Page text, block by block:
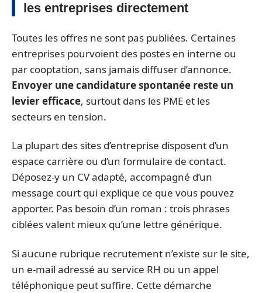
les entreprises directement
Toutes les offres ne sont pas publiées. Certaines
entreprises pourvoient des postes en interne ou
par cooptation, sans jamais diffuser d’annonce.
Envoyer une candidature spontanée reste un
levier efficace, surtout dans les PME et les
secteurs en tension.
La plupart des sites d’entreprise disposent d’un
espace carrière ou d’un formulaire de contact.
Déposez-y un CV adapté, accompagné d’un
message court qui explique ce que vous pouvez
apporter. Pas besoin d’un roman : trois phrases
ciblées valent mieux qu’une lettre générique.
Si aucune rubrique recrutement n’existe sur le site,
un e-mail adressé au service RH ou un appel
téléphonique peut suffire. Cette démarche